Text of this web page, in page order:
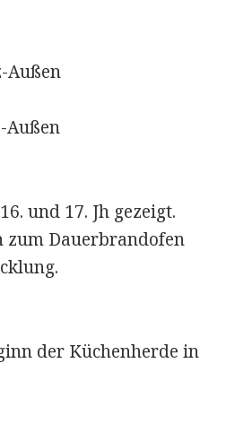
Außen
Außen
und 17. Jh gezeigt.
zum Dauerbrandofen
der Küchenherde in